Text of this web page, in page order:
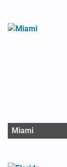
Miami